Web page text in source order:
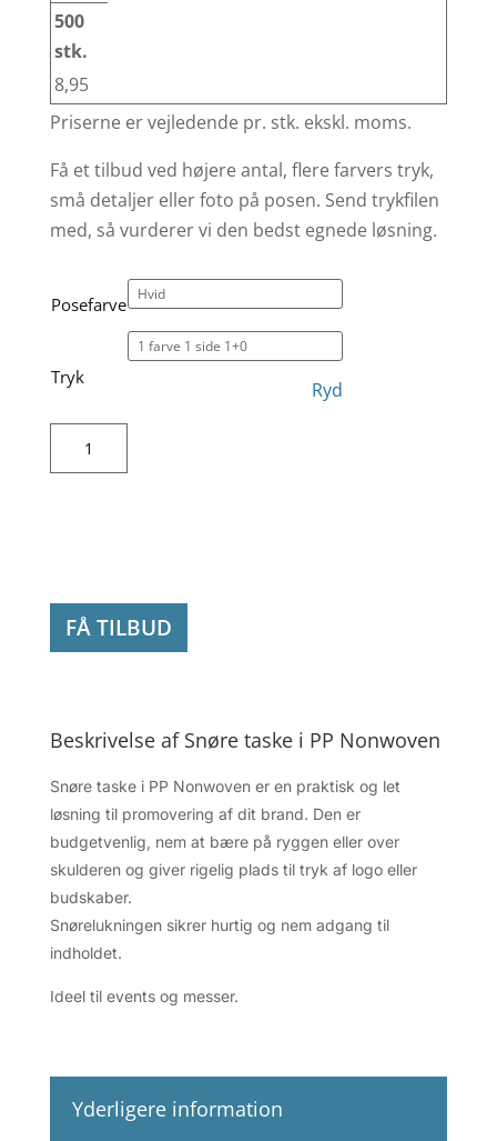
8,95
Priserne er vejledende pr. stk. ekskl. moms.
Få et tilbud ved højere antal, flere farvers tryk,
små detaljer eller foto på posen. Send trykfilen
med, så vurderer vi den bedst egnede løsning.
Posefarve
Tryk
Ryd
taske
FÅ TILBUD
Beskrivelse af Snøre taske i PP Nonwoven
Snøre taske i PP Nonwoven er en praktisk og let
løsning til promovering af dit brand. Den er
budgetvenlig, nem at bære på ryggen eller over
skulderen og giver rigelig plads til tryk af logo eller
budskaber.
Snørelukningen sikrer hurtig og nem adgang til
indholdet.
Ideel til events og messer.
Yderligere information